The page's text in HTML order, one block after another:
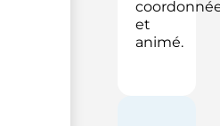
et
animé.